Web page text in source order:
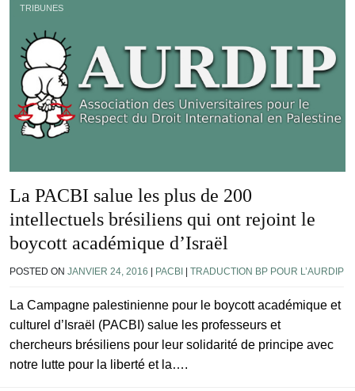
TRIBUNES
La PACBI salue les plus de 200
intellectuels brésiliens qui ont rejoint le
boycott académique d’Israël
POSTED ON JANVIER 24, 2016 PACBI TRADUCTION BP POUR L’AURDIP
La Campagne palestinienne pour le boycott académique et
culturel d’Israël (PACBI) salue les professeurs et
chercheurs brésiliens pour leur solidarité de principe avec
notre lutte pour la liberté et la….